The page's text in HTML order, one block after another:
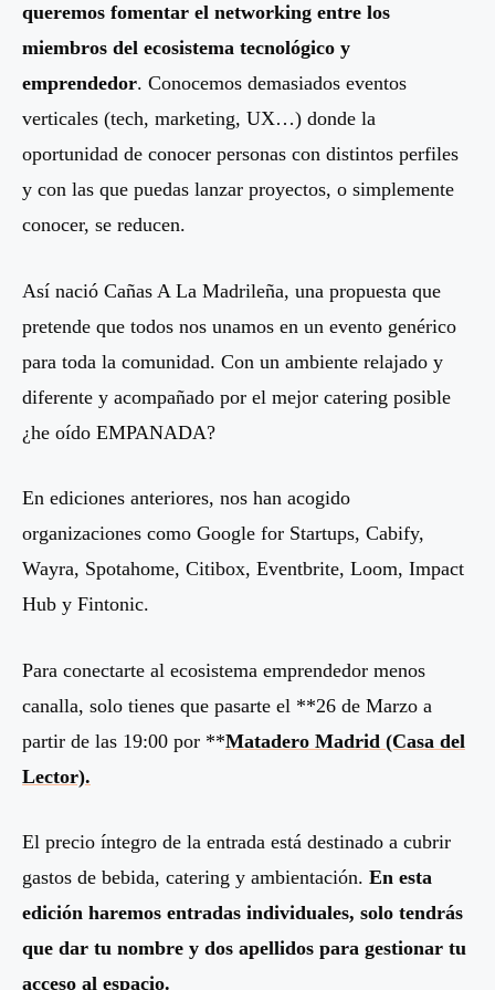
queremos fomentar el networking entre los
miembros del ecosistema tecnológico y
emprendedor. Conocemos demasiados eventos
verticales (tech, marketing, UX…) donde la
oportunidad de conocer personas con distintos perfiles
y con las que puedas lanzar proyectos, o simplemente
conocer, se reducen.
Así nació Cañas A La Madrileña, una propuesta que
pretende que todos nos unamos en un evento genérico
para toda la comunidad. Con un ambiente relajado y
diferente y acompañado por el mejor catering posible
¿he oído EMPANADA?
En ediciones anteriores, nos han acogido
organizaciones como Google for Startups, Cabify,
Wayra, Spotahome, Citibox, Eventbrite, Loom, Impact
Hub y Fintonic.
Para conectarte al ecosistema emprendedor menos
canalla, solo tienes que pasarte el **26 de Marzo a
partir de las 19:00 por **Matadero Madrid (Casa del
Lector).
El precio íntegro de la entrada está destinado a cubrir
gastos de bebida, catering y ambientación. En esta
edición haremos entradas individuales, solo tendrás
que dar tu nombre y dos apellidos para gestionar tu
acceso al espacio.